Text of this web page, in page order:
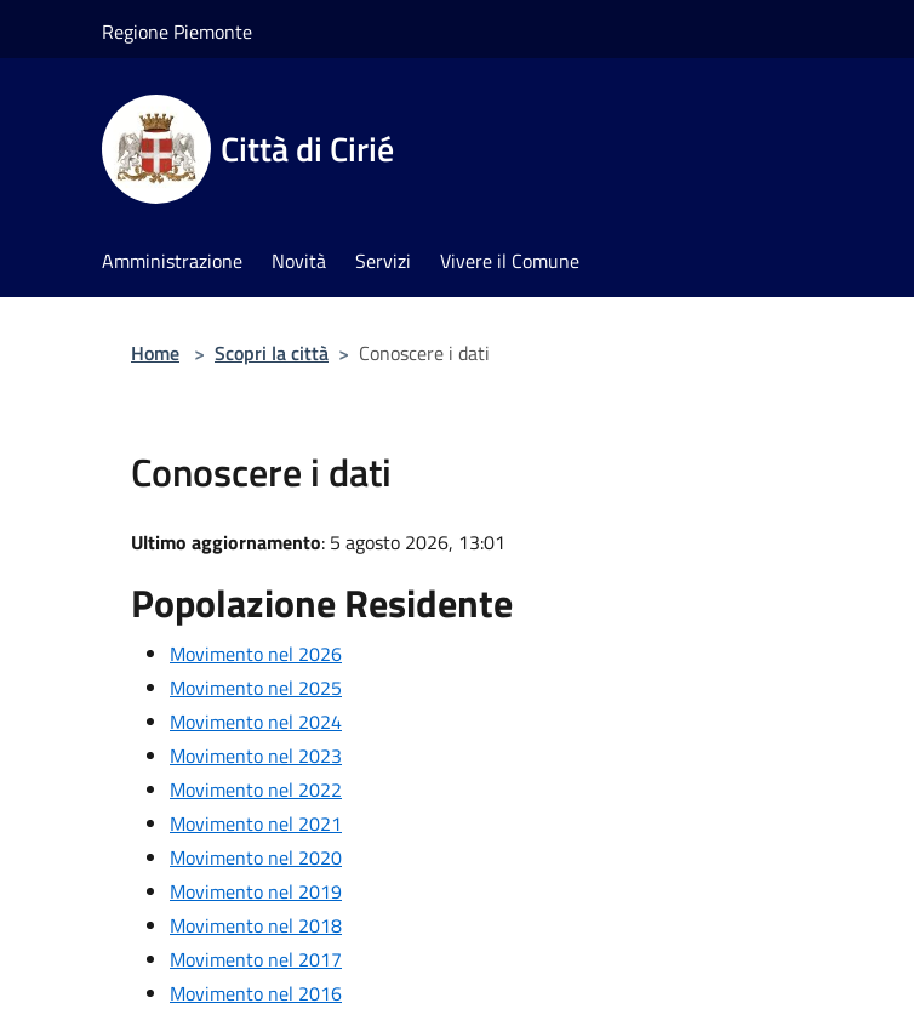
Regione Piemonte
Città di Cirié
Amministrazione Novità Servizi Vivere il Comune
Home > Scopri la città > Conoscere i dati
Conoscere i dati
Ultimo aggiornamento: 5 agosto 2026, 13:01
Popolazione Residente
Movimento nel 2026
Movimento nel 2025
Movimento nel 2024
Movimento nel 2023
Movimento nel 2022
Movimento nel 2021
Movimento nel 2020
Movimento nel 2019
Movimento nel 2018
Movimento nel 2017
Movimento nel 2016